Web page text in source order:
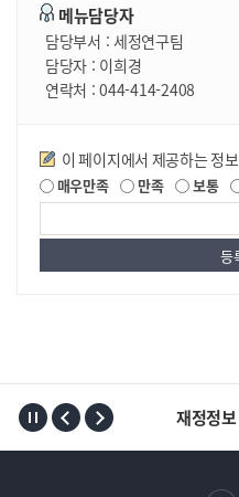
메뉴담당자
담당부서 : 세정연구팀
담당자 : 이희경
연락처 :044-414-2408
만족도조사
이 페이지에서 제공하는 정
매우만족 만족 보통
재정정